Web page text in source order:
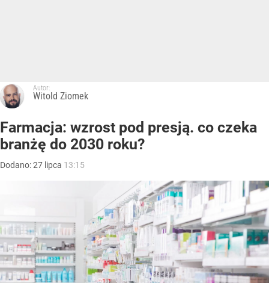
Autor:
Witold Ziomek
Farmacja: wzrost pod presją. co czeka
branżę do 2030 roku?
Dodano:27 lipca 13:15